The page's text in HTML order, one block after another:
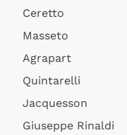
Ceretto
Masseto
Agrapart
Quintarelli
Jacquesson
Giuseppe Rinaldi